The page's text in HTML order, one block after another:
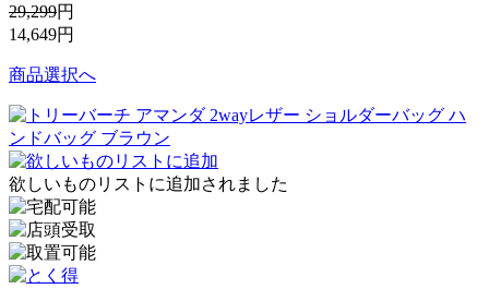
29,299円
14,649円
商品選択へ
欲しいものリストに追加されました